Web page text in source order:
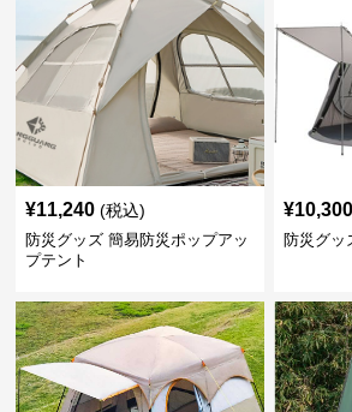
¥11,240 (税込)
防災グッズ 簡易防災ポップアッ
プテント
¥10,300
防災グッ